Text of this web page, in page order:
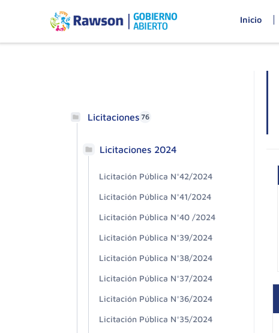
Inicio
Licitaciones 76
Licitaciones 2024
Licitación Pública N°42/2024
Licitación Pública N°41/2024
Licitación Pública N°40 /2024
Licitación Pública N°39/2024
Licitación Pública N°38/2024
Licitación Pública N°37/2024
Licitación Pública N°36/2024
Licitación Pública N°35/2024